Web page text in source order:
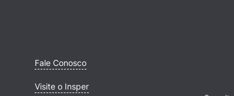
Fale Conosco
Visite o Insper